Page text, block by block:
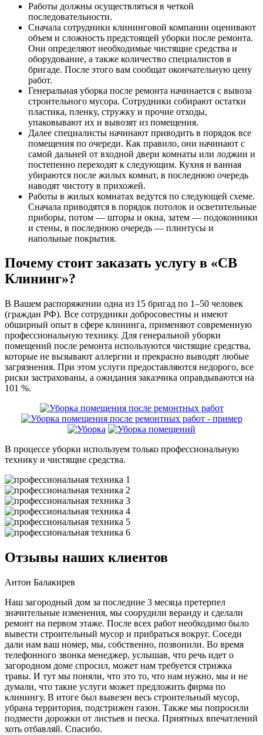
Работы должны осуществляться в четкой
последовательности.
Сначала сотрудники клининговой компании оценивают
объем и сложность предстоящей уборки после ремонта.
Они определяют необходимые чистящие средства и
оборудование, а также количество специалистов в
бригаде. После этого вам сообщат окончательную цену
работ.
Генеральная уборка после ремонта начинается с вывоза
строительного мусора. Сотрудники собирают остатки
пластика, пленку, стружку и прочие отходы,
упаковывают их и вывозят из помещения.
Далее специалисты начинают приводить в порядок все
помещения по очереди. Как правило, они начинают с
самой дальней от входной двери комнаты или лоджии и
постепенно переходят к следующим. Кухня и ванная
убираются после жилых комнат, в последнюю очередь
наводят чистоту в прихожей.
Работы в жилых комнатах ведутся по следующей схеме.
Сначала приводятся в порядок потолок и осветительные
приборы, потом — шторы и окна, затем — подоконники
и стены, в последнюю очередь — плинтусы и
напольные покрытия.
Почему стоит заказать услугу в «СВ
Клининг»?
В Вашем распоряжении одна из 15 бригад по 1–50 человек
(граждан РФ). Все сотрудники добросовестны и имеют
обширный опыт в сфере клининга, применяют современную
профессиональную технику. Для генеральной уборки
помещений после ремонта используются чистящие средства,
которые не вызывают аллергии и прекрасно выводят любые
загрязнения. При этом услуги предоставляются недорого, все
риски застрахованы, а ожидания заказчика оправдываются на
101 %.
В процессе уборки используем только профессиональную
технику и чистящие средства.
Отзывы наших клиентов
Антон Балакирев
Наш загородный дом за последние 3 месяца претерпел
значительные изменения, мы соорудили веранду и сделали
ремонт на первом этаже. После всех работ необходимо было
вывести строительный мусор и прибраться вокруг. Соседи
дали нам ваш номер, мы, собственно, позвонили. Во время
телефонного звонка менеджер, услышав, что речь идет о
загородном доме спросил, может нам требуется стрижка
травы. И тут мы поняли, что это то, что нам нужно, мы и не
думали, что такие услуги может предложить фирма по
клинингу. В итоге был вывезен весь строительный мусор,
убрана территория, подстрижен газон. Также мы попросили
подмести дорожки от листьев и песка. Приятных впечатлений
хоть отбавляй. Спасибо.